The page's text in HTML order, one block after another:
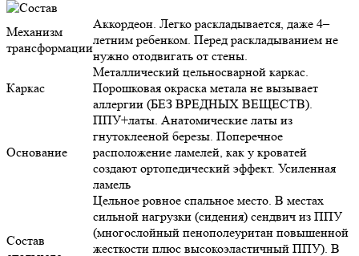
Механизм
трансформации
Аккордеон. Легко раскладывается, даже 4–
летним ребенком. Перед раскладыванием не
нужно отодвигать от стены.
Каркас
Металлический цельносварной каркас.
Порошковая окраска метала не вызывает
аллергии (БЕЗ ВРЕДНЫХ ВЕЩЕСТВ).
Основание
ППУ+латы. Анатомические латы из
гнутоклееной березы. Поперечное
расположение ламелей, как у кроватей
создают ортопедический эффект. Усиленная
ламель
Состав
Цельное ровное спальное место. В местах
сильной нагрузки (сидения) сендвич из ППУ
(многослойный пенополеуритан повышенной
жесткости плюс высокоэластичный ППУ). В